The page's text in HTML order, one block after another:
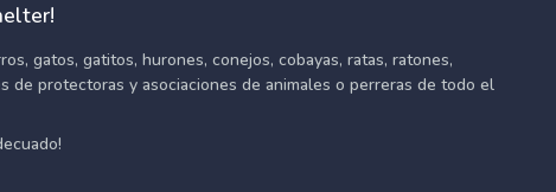
gatos, gatitos, hurones, conejos, cobayas, ratas, ratones,
de protectoras y asociaciones de animales o perreras de todo el